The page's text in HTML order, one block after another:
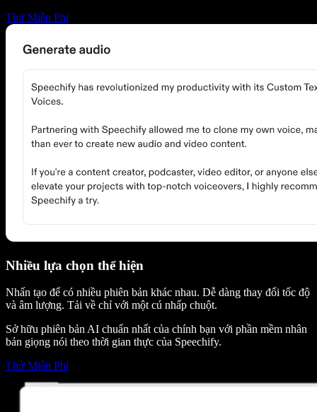
Thử Miễn Phí
Nhiều lựa chọn thể hiện
Nhấn tạo để có nhiều phiên bản khác nhau. Dễ dàng thay đổi tốc độ
và âm lượng. Tải về chỉ với một cú nhấp chuột.
Sở hữu phiên bản AI chuẩn nhất của chính bạn với phần mềm nhân
bản giọng nói theo thời gian thực của Speechify.
Thử Miễn Phí